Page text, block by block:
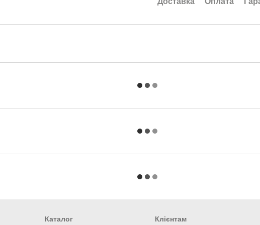
Каталог Клієнтам